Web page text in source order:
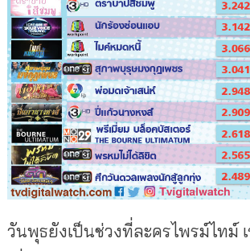
วันพุธยังเป็นช่วงที่ละครไพรม์ไทม์